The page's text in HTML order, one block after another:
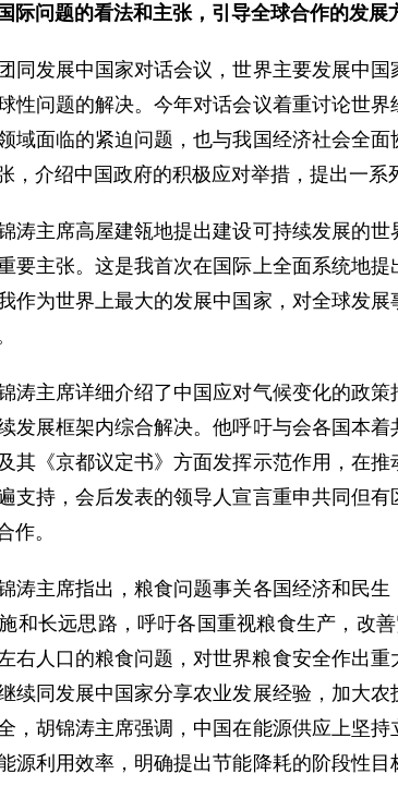
际问题的看法和主张，引导全球合作的发展
发展中国家对话会议，世界主要发展中国
性问题的解决。今年对话会议着重讨论世
域面临的紧迫问题，也与我国经济社会全
，介绍中国政府的积极应对举措，提出一系
主席高屋建瓴地提出建设可持续发展的世
要主张。这是我首次在国际上全面系统地
作为世界上最大的发展中国家，对全球发
主席详细介绍了中国应对气候变化的政策
发展框架内综合解决。他呼吁与会各国本
其《京都议定书》方面发挥示范作用，在
支持，会后发表的领导人宣言重申共同但
作。
主席指出，粮食问题事关各国经济和民生
和长远思路，呼吁各国重视粮食生产，改
右人口的粮食问题，对世界粮食安全作出
续同发展中国家分享农业发展经验，加大
，胡锦涛主席强调，中国在能源供应上坚
源利用效率，明确提出节能降耗的阶段性